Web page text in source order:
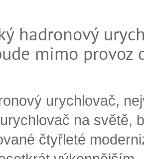
hadronový
mimo provoz
urychlovač,
na světě,
čtyřleté